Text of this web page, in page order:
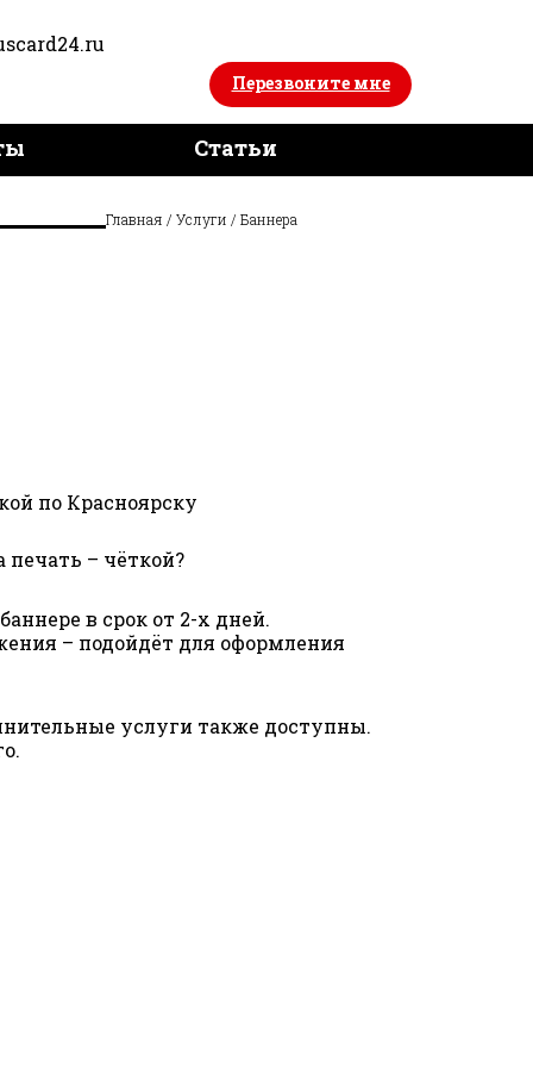
Перезвоните мне
Статьи
Главная / Услуги / Баннера
по Красноярску
– чёткой?
в срок от 2-х дней.
– подойдёт для оформления
услуги также доступны.